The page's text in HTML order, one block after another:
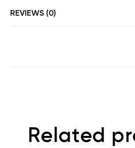
REVIEWS (0)
Related